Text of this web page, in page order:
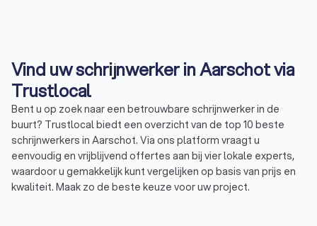
Vind uw schrijnwerker in Aarschot via
Trustlocal
Bent u op zoek naar een betrouwbare schrijnwerker in de
buurt? Trustlocal biedt een overzicht van de top 10 beste
schrijnwerkers in Aarschot. Via ons platform vraagt u
eenvoudig en vrijblijvend offertes aan bij vier lokale experts,
waardoor u gemakkelijk kunt vergelijken op basis van prijs en
kwaliteit. Maak zo de beste keuze voor uw project.